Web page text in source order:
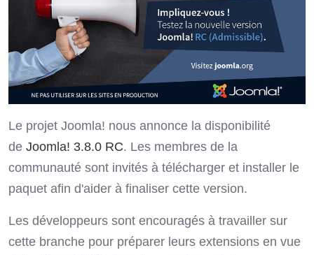
Le projet Joomla! nous annonce la disponibilité
de Joomla! 3.8.0 RC. Les membres de la
communauté sont invités à télécharger et installer le
paquet afin d'aider à finaliser cette version.
Les développeurs sont encouragés à travailler sur
cette branche pour préparer leurs extensions en vue